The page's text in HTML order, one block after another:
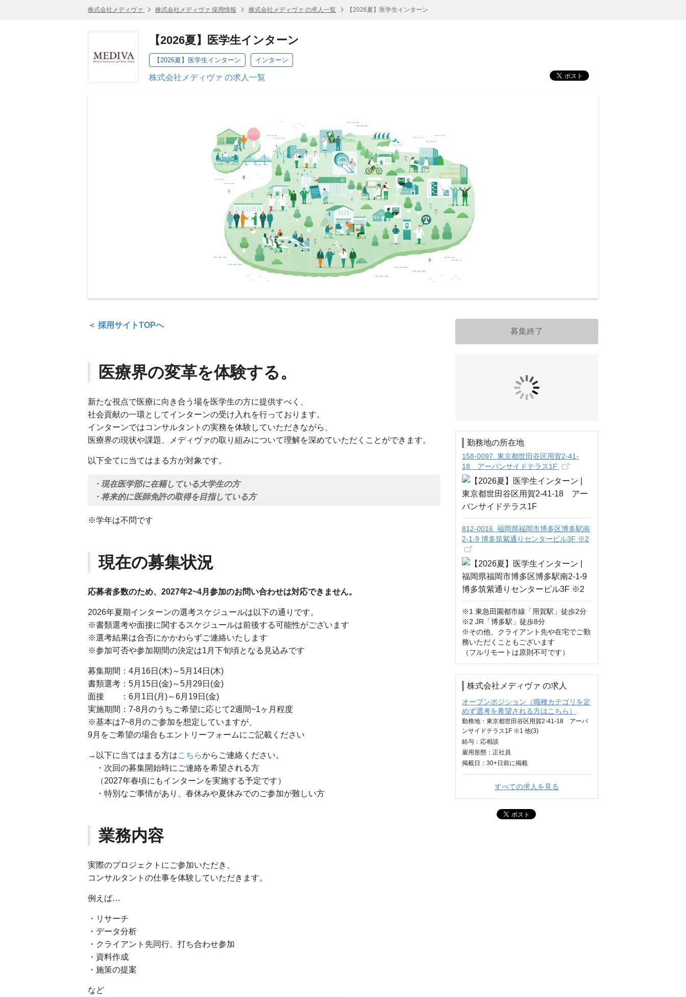
株式会社メディヴァ 株式会社メディヴァ 採用情報 株式会社メディヴァ の求人一覧 【2026夏】医学生インターン
【2026夏】医学生インターン
【2026夏】医学生インターン インターン
株式会社メディヴァ の求人一覧
＜ 採用サイトTOPへ
医療界の変革を体験する。
新たな視点で医療に向き合う場を医学生の方に提供すべく、
社会貢献の一環としてインターンの受け入れを行っております。
インターンではコンサルタントの実務を体験していただきながら、
医療界の現状や課題、メディヴァの取り組みについて理解を深めていただくことができます。
以下全てに当てはまる方が対象です。
・現在医学部に在籍している大学生の方
・将来的に医師免許の取得を目指している方
※学年は不問です
現在の募集状況
応募者多数のため、2027年2~4月参加のお問い合わせは対応できません。
2026年夏期インターンの選考スケジュールは以下の通りです。
※書類選考や面接に関するスケジュールは前後する可能性がございます
※選考結果は合否にかかわらずご連絡いたします
※参加可否や参加期間の決定は1月下旬頃となる見込みです
募集期間：4月16日(木)～5月14日(木)
書類選考：5月15日(金)～5月29日(金)
面接 ：6月1日(月)～6月19日(金)
実施期間：7-8月のうちご希望に応じて2週間~1ヶ月程度
※基本は7~8月のご参加を想定していますが、
9月をご希望の場合もエントリーフォームにご記載ください
→以下に当てはまる方はこちらからご連絡ください。
・次回の募集開始時にご連絡を希望される方
（2027年春頃にもインターンを実施する予定です）
・特別なご事情があり、春休みや夏休みでのご参加が難しい方
業務内容
実際のプロジェクトにご参加いただき、
コンサルタントの仕事を体験していただきます。
例えば…
・リサーチ
・データ分析
・クライアント先同行、打ち合わせ参加
・資料作成
・施策の提案
など
募集終了
勤務地の所在地
158-0097 東京都世田谷区用賀2-41-
18 アーバンサイドテラス1F
812-0016 福岡県福岡市博多区博多駅南
2-1-9 博多筑紫通りセンタービル3F ※2
※1 東急田園都市線「用賀駅」徒歩2分
※2 JR「博多駅」徒歩8分
※その他、クライアント先や在宅でご勤
務いただくこともございます
（フルリモートは原則不可です）
株式会社メディヴァ の求人
オープンポジション（職種カテゴリを定
めず選考を希望される方はこちら）
勤務地：東京都世田谷区用賀2-41-18 アーバ
ンサイドテラス1F ※1 他(3)
給与： 応相談
雇用形態：正社員
掲載日： 30+日 前に掲載
すべての求人を見る